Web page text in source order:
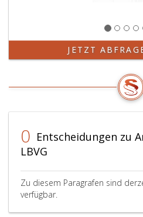
JETZT
0 Entscheidungen zu
LBVG
Zu diesem Paragrafen sind
verfügbar.